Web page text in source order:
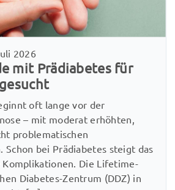
2026
mit Prädiabetes für
oft lange vor der
– mit moderat erhöhten,
problematischen
Schon bei Prädiabetes steigt das
Komplikationen. Die Lifetime-
Diabetes-Zentrum (DDZ) in